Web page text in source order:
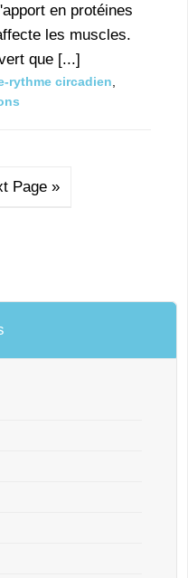
en protéines
les muscles.
que [...]
rythme circadien
Page »